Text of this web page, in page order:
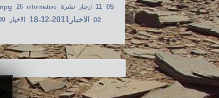
26 informativo نشرة ارخبار 11 05
الاخبار الاخبار2011-12-18 02